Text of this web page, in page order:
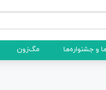
و جشنواره‌ها مگ‌زون